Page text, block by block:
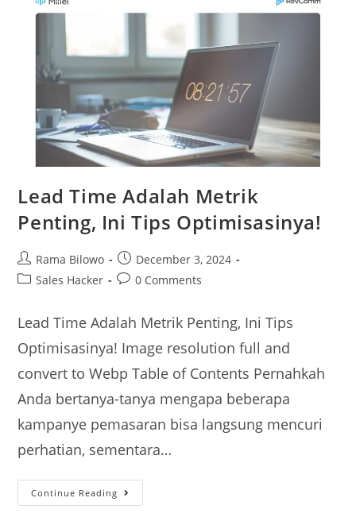
Lead Time Adalah Metrik
Penting, Ini Tips Optimisasinya!
Rama Bilowo
December 3, 2024
Sales Hacker
0 Comments
Lead Time Adalah Metrik Penting, Ini Tips
Optimisasinya! Image resolution full and
convert to Webp Table of Contents Pernahkah
Anda bertanya-tanya mengapa beberapa
kampanye pemasaran bisa langsung mencuri
perhatian, sementara…
Continue Reading